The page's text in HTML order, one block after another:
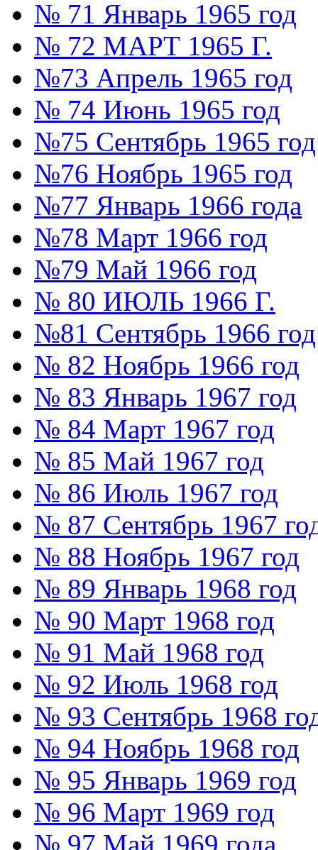
№ 71 Январь 1965 год
№ 72 МАРТ 1965 Г.
№73 Апрель 1965 год
№ 74 Июнь 1965 год
№75 Сентябрь 1965 год
№76 Ноябрь 1965 год
№77 Январь 1966 года
№78 Март 1966 год
№79 Май 1966 год
№ 80 ИЮЛЬ 1966 Г.
№81 Сентябрь 1966 год
№ 82 Ноябрь 1966 год
№ 83 Январь 1967 год
№ 84 Март 1967 год
№ 85 Май 1967 год
№ 86 Июль 1967 год
№ 87 Сентябрь 1967
№ 88 Ноябрь 1967 год
№ 89 Январь 1968 год
№ 90 Март 1968 год
№ 91 Май 1968 год
№ 92 Июль 1968 год
№ 93 Сентябрь 1968
№ 94 Ноябрь 1968 год
№ 95 Январь 1969 год
№ 96 Март 1969 год
№ 97 Май 1969 года